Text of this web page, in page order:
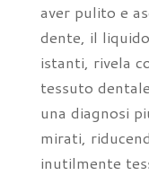
aver pulito e
dente, il
istanti, rivela
tessuto
una diagnosi
mirati,
inutilmente